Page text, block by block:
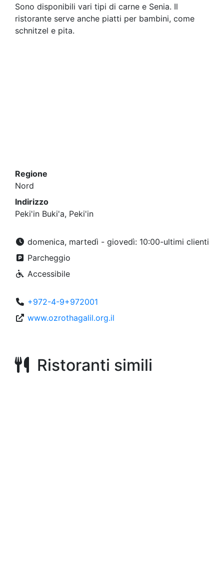
Sono disponibili vari tipi di carne e Senia. Il
ristorante serve anche piatti per bambini, come
schnitzel e pita.
Regione
Nord
Indirizzo
Peki'in Buki'a, Peki'in
domenica, martedì - giovedì: 10:00-ultimi clienti
Parcheggio
Accessibile
+972-4-9+972001
www.ozrothagalil.org.il
Ristoranti simili